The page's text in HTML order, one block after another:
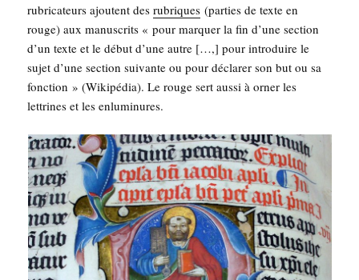
rubri­ca­teurs ajoutent desrubriques (par­ties de texte en
rouge) aux manus­crits « pour mar­quer la fin d’une sec­tion
d’un texte et le début d’une autre […,] pour intro­duire le
sujet d’une sec­tion sui­vante ou pour décla­rer son but ou sa
fonc­tion » (Wiki­pé­dia). Le rouge sert aus­si à orner les
let­trines et les enluminures.